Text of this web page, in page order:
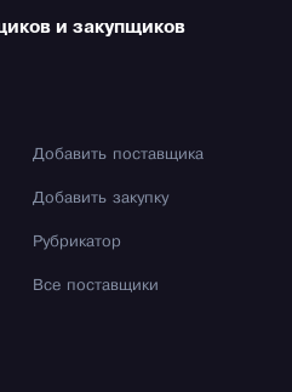
и закупщиков
Добавить поставщика
Добавить закупку
Рубрикатор
Все поставщики